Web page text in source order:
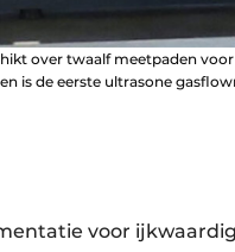
over twaalf meetpaden
is de eerste ultrasone
voor